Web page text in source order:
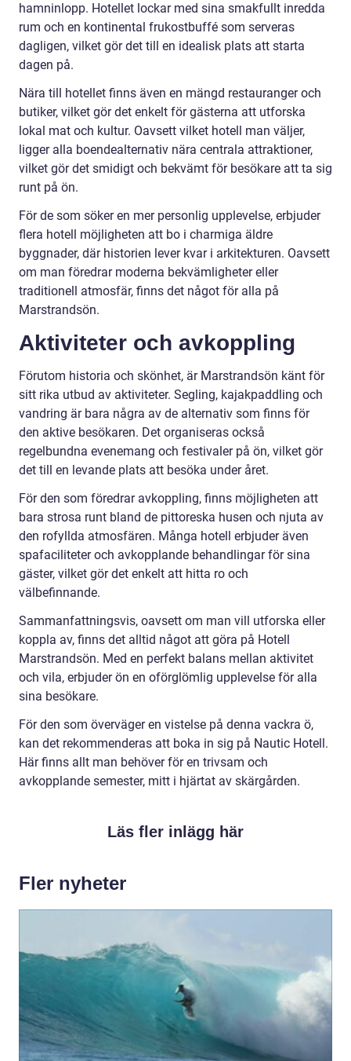
hamninlopp. Hotellet lockar med sina smakfullt inredda
rum och en kontinental frukostbuffé som serveras
dagligen, vilket gör det till en idealisk plats att starta
dagen på.
Nära till hotellet finns även en mängd restauranger och
butiker, vilket gör det enkelt för gästerna att utforska
lokal mat och kultur. Oavsett vilket hotell man väljer,
ligger alla boendealternativ nära centrala attraktioner,
vilket gör det smidigt och bekvämt för besökare att ta sig
runt på ön.
För de som söker en mer personlig upplevelse, erbjuder
flera hotell möjligheten att bo i charmiga äldre
byggnader, där historien lever kvar i arkitekturen. Oavsett
om man föredrar moderna bekvämligheter eller
traditionell atmosfär, finns det något för alla på
Marstrandsön.
Aktiviteter och avkoppling
Förutom historia och skönhet, är Marstrandsön känt för
sitt rika utbud av aktiviteter. Segling, kajakpaddling och
vandring är bara några av de alternativ som finns för
den aktive besökaren. Det organiseras också
regelbundna evenemang och festivaler på ön, vilket gör
det till en levande plats att besöka under året.
För den som föredrar avkoppling, finns möjligheten att
bara strosa runt bland de pittoreska husen och njuta av
den rofyllda atmosfären. Många hotell erbjuder även
spafaciliteter och avkopplande behandlingar för sina
gäster, vilket gör det enkelt att hitta ro och
välbefinnande.
Sammanfattningsvis, oavsett om man vill utforska eller
koppla av, finns det alltid något att göra på Hotell
Marstrandsön. Med en perfekt balans mellan aktivitet
och vila, erbjuder ön en oförglömlig upplevelse för alla
sina besökare.
För den som överväger en vistelse på denna vackra ö,
kan det rekommenderas att boka in sig på Nautic Hotell.
Här finns allt man behöver för en trivsam och
avkopplande semester, mitt i hjärtat av skärgården.
Läs fler inlägg här
Fler nyheter